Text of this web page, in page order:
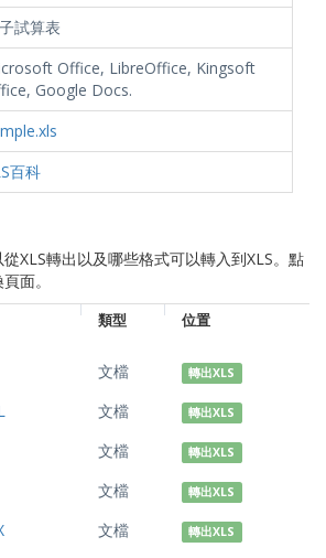
試算表
Office, LibreOffice, Kingsoft
Google Docs.
百科
XLS轉出以及哪些格式可以轉入到XLS。點
面。
類型 位置
文檔 轉出XLS
文檔 轉出XLS
文檔 轉出XLS
文檔 轉出XLS
文檔 轉出XLS